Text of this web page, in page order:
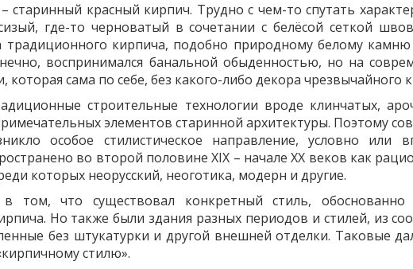
старинный красный кирпич. Трудно с чем-то спутать
где-то черноватый в сочетании с белёсой сеткой
традиционного кирпича, подобно природному белому
воспринимался банальной обыденностью, но на
которая сама по себе, без какого-либо декора чрезвычайного
строительные технологии вроде клинчатых,
элементов старинной архитектуры. Поэтому
особое стилистическое направление, условно или
во второй половине XIX – начале XX веков как
которых неорусский, неоготика, модерн и другие.
в том, что существовал конкретный стиль,
Но также были здания разных периодов и стилей, из
без штукатурки и другой внешней отделки. Таковые
стилю».